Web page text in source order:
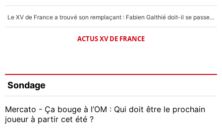
Le XV de France a trouvé son remplaçant : Fabien Galthié doit-il se passer d'Antoine Dupont ?
ACTUS XV DE FRANCE
Sondage
Mercato - Ça bouge à l’OM : Qui doit être le prochain
joueur à partir cet été ?